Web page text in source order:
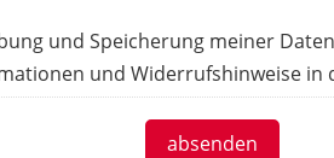
und Speicherung meiner
und Widerrufshinweise in
absenden